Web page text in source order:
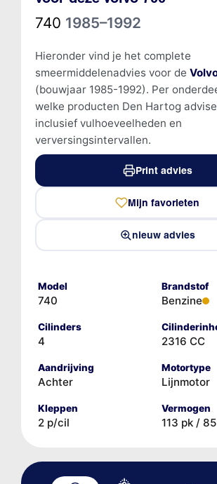
740 1985–1992
Hieronder vind je het complete
smeermiddelenadvies voor de
(bouwjaar 1985-1992). Per
welke producten Den Hartog
inclusief vulhoeveelheden en
verversingsintervallen.
Print advies
Mijn favorieten
nieuw advies
Model
740
Brandstof
Benzine
Cilinders
4 2316 CC
Aandrijving
Achter
Motortype
Lijnmotor
Kleppen
2 p/cil
Vermogen
113 pk /